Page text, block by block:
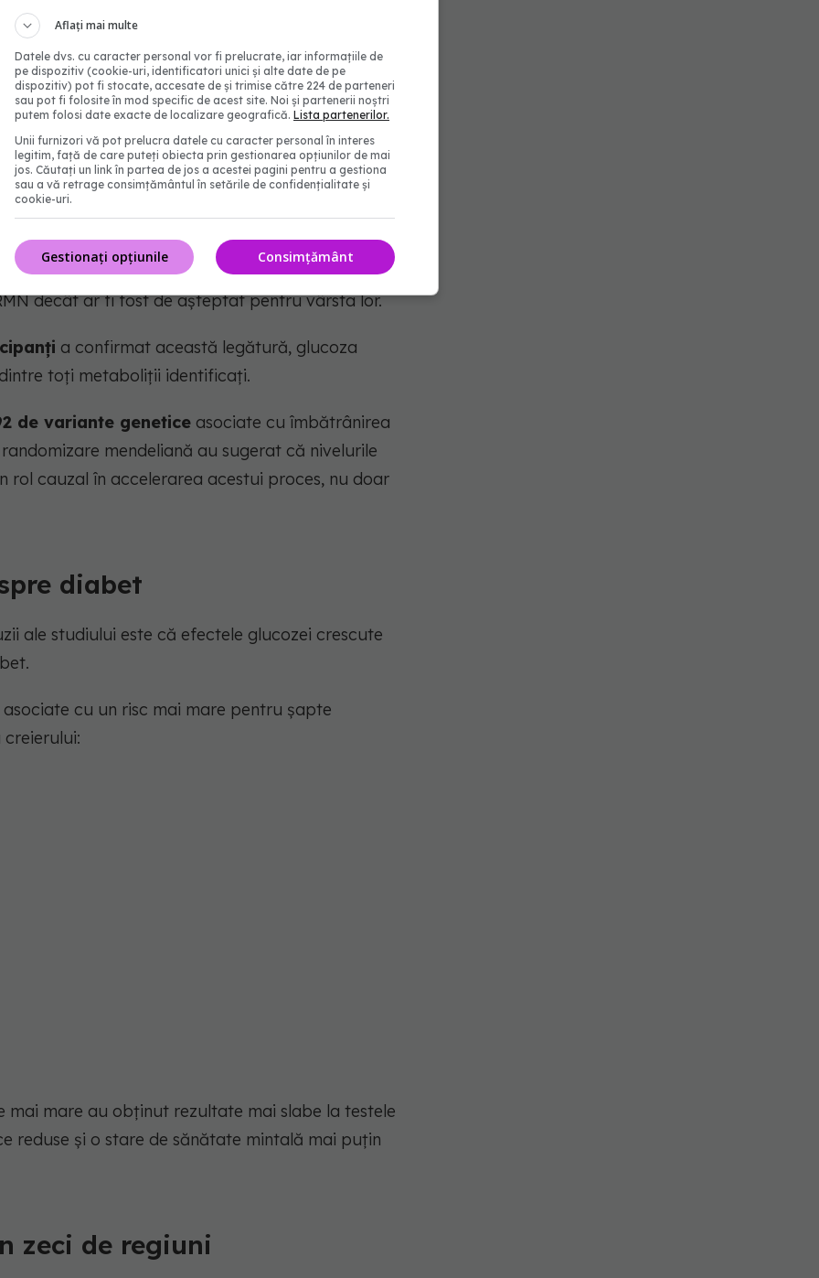
cea mai puternică
creierului
au identificatnouă metabolițiasociați cu
asociere.
mari ale glicemiei aveau, în medie, creiere care
decât ar fi fost de așteptat pentru vârsta lor.
a confirmat această legătură, glucoza
toți metaboliții identificați.
de variante genetice asociate cu îmbătrânirea
mendeliană au sugerat că nivelurile
rol cauzal în accelerarea acestui proces, nu doar
diabet
ale studiului este că efectele glucozei crescute
cu un risc mai mare pentru șapte
mai mare au obținut rezultate mai slabe la testele
reduse și o stare de sănătate mintală mai puțin
zeci de regiuni
Aflați mai multe
Datele dvs. cu caracter personal vor fi prelucrate, iar informațiile de
pe dispozitiv (cookie-uri, identificatori unici și alte date de pe
dispozitiv) pot fi stocate, accesate de și trimise către 224 de parteneri
sau pot fi folosite în mod specific de acest site. Noi și partenerii noștri
putem folosi date exacte de localizare geografică. Lista partenerilor.
Unii furnizori vă pot prelucra datele cu caracter personal în interes
legitim, față de care puteți obiecta prin gestionarea opțiunilor de mai
jos. Căutați un link în partea de jos a acestei pagini pentru a gestiona
sau a vă retrage consimțământul în setările de confidențialitate și
cookie-uri.
Consimțământ
Gestionați opțiunile